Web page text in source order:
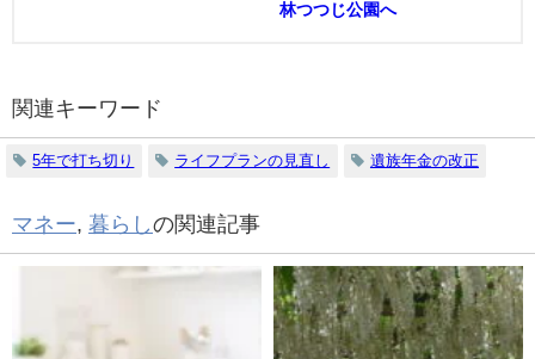
林つつじ公園へ
関連キーワード
5年で打ち切り ライフプランの見直し 遺族年金の改正
マネー, 暮らしの関連記事